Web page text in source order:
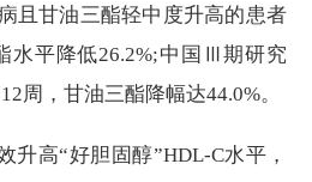
且甘油三酯轻中度升高的患者
水平降低26.2%;中国Ⅲ期研究
周，甘油三酯降幅达44.0%。
升高“好胆固醇”HDL-C水平，